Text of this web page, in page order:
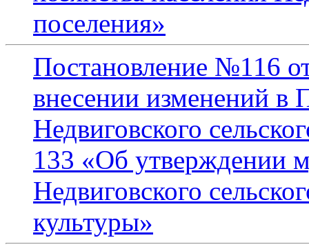
поселения»
Постановление №116
внесении изменений в
Недвиговского
133 «Об утверждении
Недвиговского
культуры»